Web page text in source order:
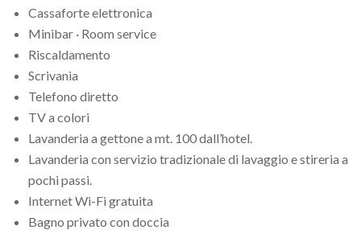
Cassaforte elettronica
Minibar · Room service
Riscaldamento
Scrivania
Telefono diretto
TV a colori
Lavanderia a gettone a mt. 100 dall’hotel.
Lavanderia con servizio tradizionale di lavaggio e stireria a
pochi passi.
Internet Wi-Fi gratuita
Bagno privato con doccia